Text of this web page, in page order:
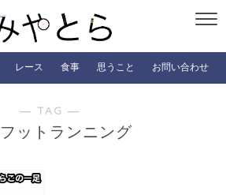
レース 食事 思うこと お問い合わせ
― TAG ―
ットランニング